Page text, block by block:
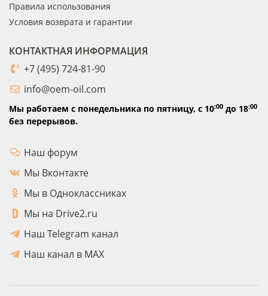
Правила использования
Условия возврата и гарантии
КОНТАКТНАЯ ИНФОРМАЦИЯ
+7 (495) 724-81-90
info@oem-oil.com
Мы работаем с понедельника по пятницу, с 10:00 до 18:00
без перерывов.
Наш форум
Мы Вконтакте
Мы в Одноклассниках
Мы на Drive2.ru
Наш Telegram канал
Наш канал в MAX